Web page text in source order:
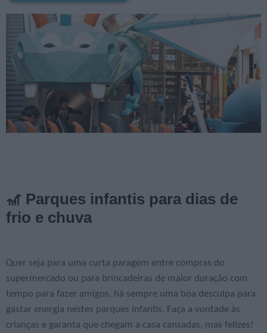
🎢 Parques infantis para dias de
frio e chuva
Quer seja para uma curta paragem entre compras do
supermercado ou para brincadeiras de maior duração com
tempo para fazer amigos, há sempre uma boa desculpa para
gastar energia nestes parques infantis. Faça a vontade às
crianças e garanta que chegam a casa cansadas, mas felizes!